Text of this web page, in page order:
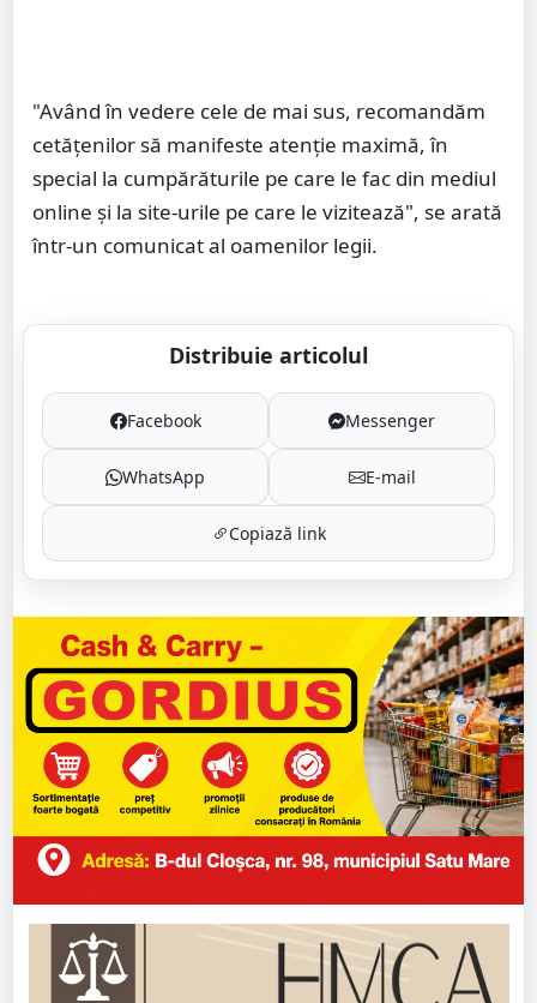
"Având în vedere cele de mai sus, recomandăm
cetățenilor să manifeste atenție maximă, în
special la cumpărăturile pe care le fac din mediul
online și la site-urile pe care le vizitează", se arată
într-un comunicat al oamenilor legii.
Distribuie articolul
Facebook Messenger
WhatsApp E-mail
Copiază link